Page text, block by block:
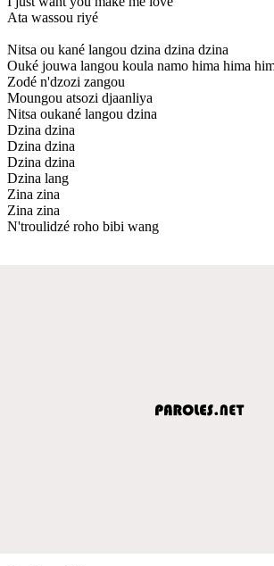
Ata wassou riyé
Nitsa ou kané langou dzina dzina dzina
Ouké jouwa langou koula namo hima hima
Zodé n'dzozi zangou
Moungou atsozi djaanliya
Nitsa oukané langou dzina
Dzina dzina
Dzina dzina
Dzina dzina
Dzina lang
Zina zina
Zina zina
N'troulidzé roho bibi wang